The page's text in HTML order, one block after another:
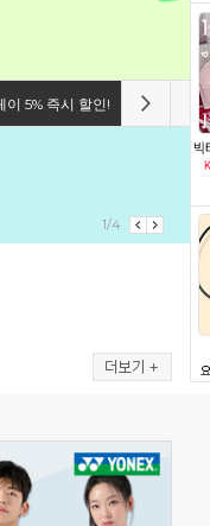
리아 신상 티셔츠 패기앤
2/4